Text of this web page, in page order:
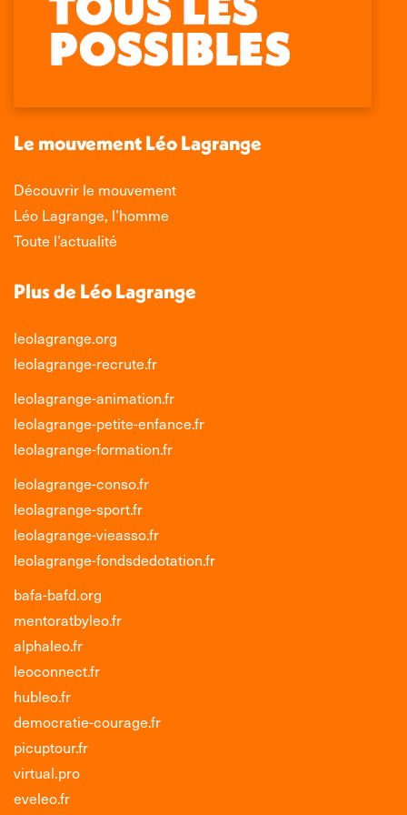
Facebook
s'ouvre
une
fenêtre
page
X
s'ouvre
une
fenêtre
page
LinkedIn
s'ouvre
une
fenêtre
page
Instagram
s'ouvre
une
nouvelle
fenêtre
Le mouvement Léo Lagrange
Découvrir le mouvement
Léo Lagrange, l’homme
Toute l’actualité
Plus de Léo Lagrange
leolagrange.org
leolagrange-recrute.fr
leolagrange-animation.fr
leolagrange-petite-enfance.fr
leolagrange-formation.fr
leolagrange-conso.fr
leolagrange-sport.fr
leolagrange-vieasso.fr
leolagrange-fondsdedotation.fr
bafa-bafd.org
mentoratbyleo.fr
alphaleo.fr
leoconnect.fr
hubleo.fr
democratie-courage.fr
picuptour.fr
virtual.pro
eveleo.fr